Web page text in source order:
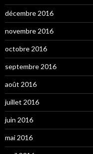
décembre 2016
novembre 2016
octobre 2016
septembre 2016
août 2016
juillet 2016
juin 2016
mai 2016